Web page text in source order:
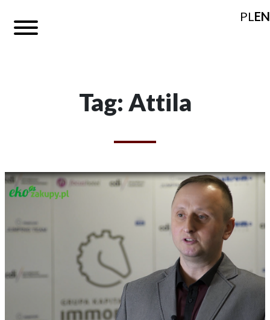
PLEN
Tag: Attila